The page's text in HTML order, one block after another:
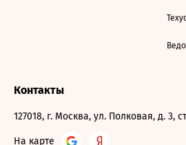
Контакты
127018, г. Москва, ул. Полковая, д. 3,
На карте